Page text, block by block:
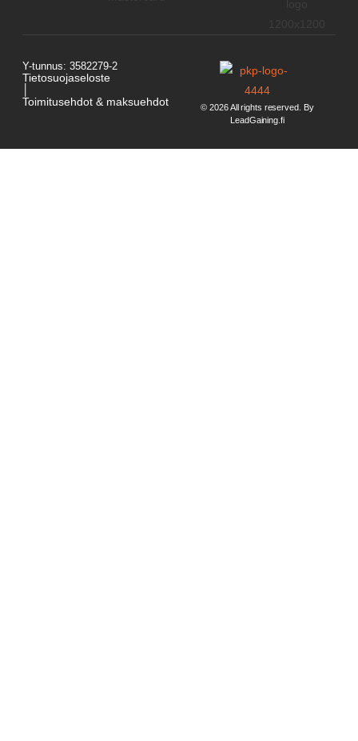
© 2026 All rights reserved. By
LeadGaining.fi
Y-tunnus: 3582279-2
Tietosuojaseloste
Toimitusehdot & maksuehdot